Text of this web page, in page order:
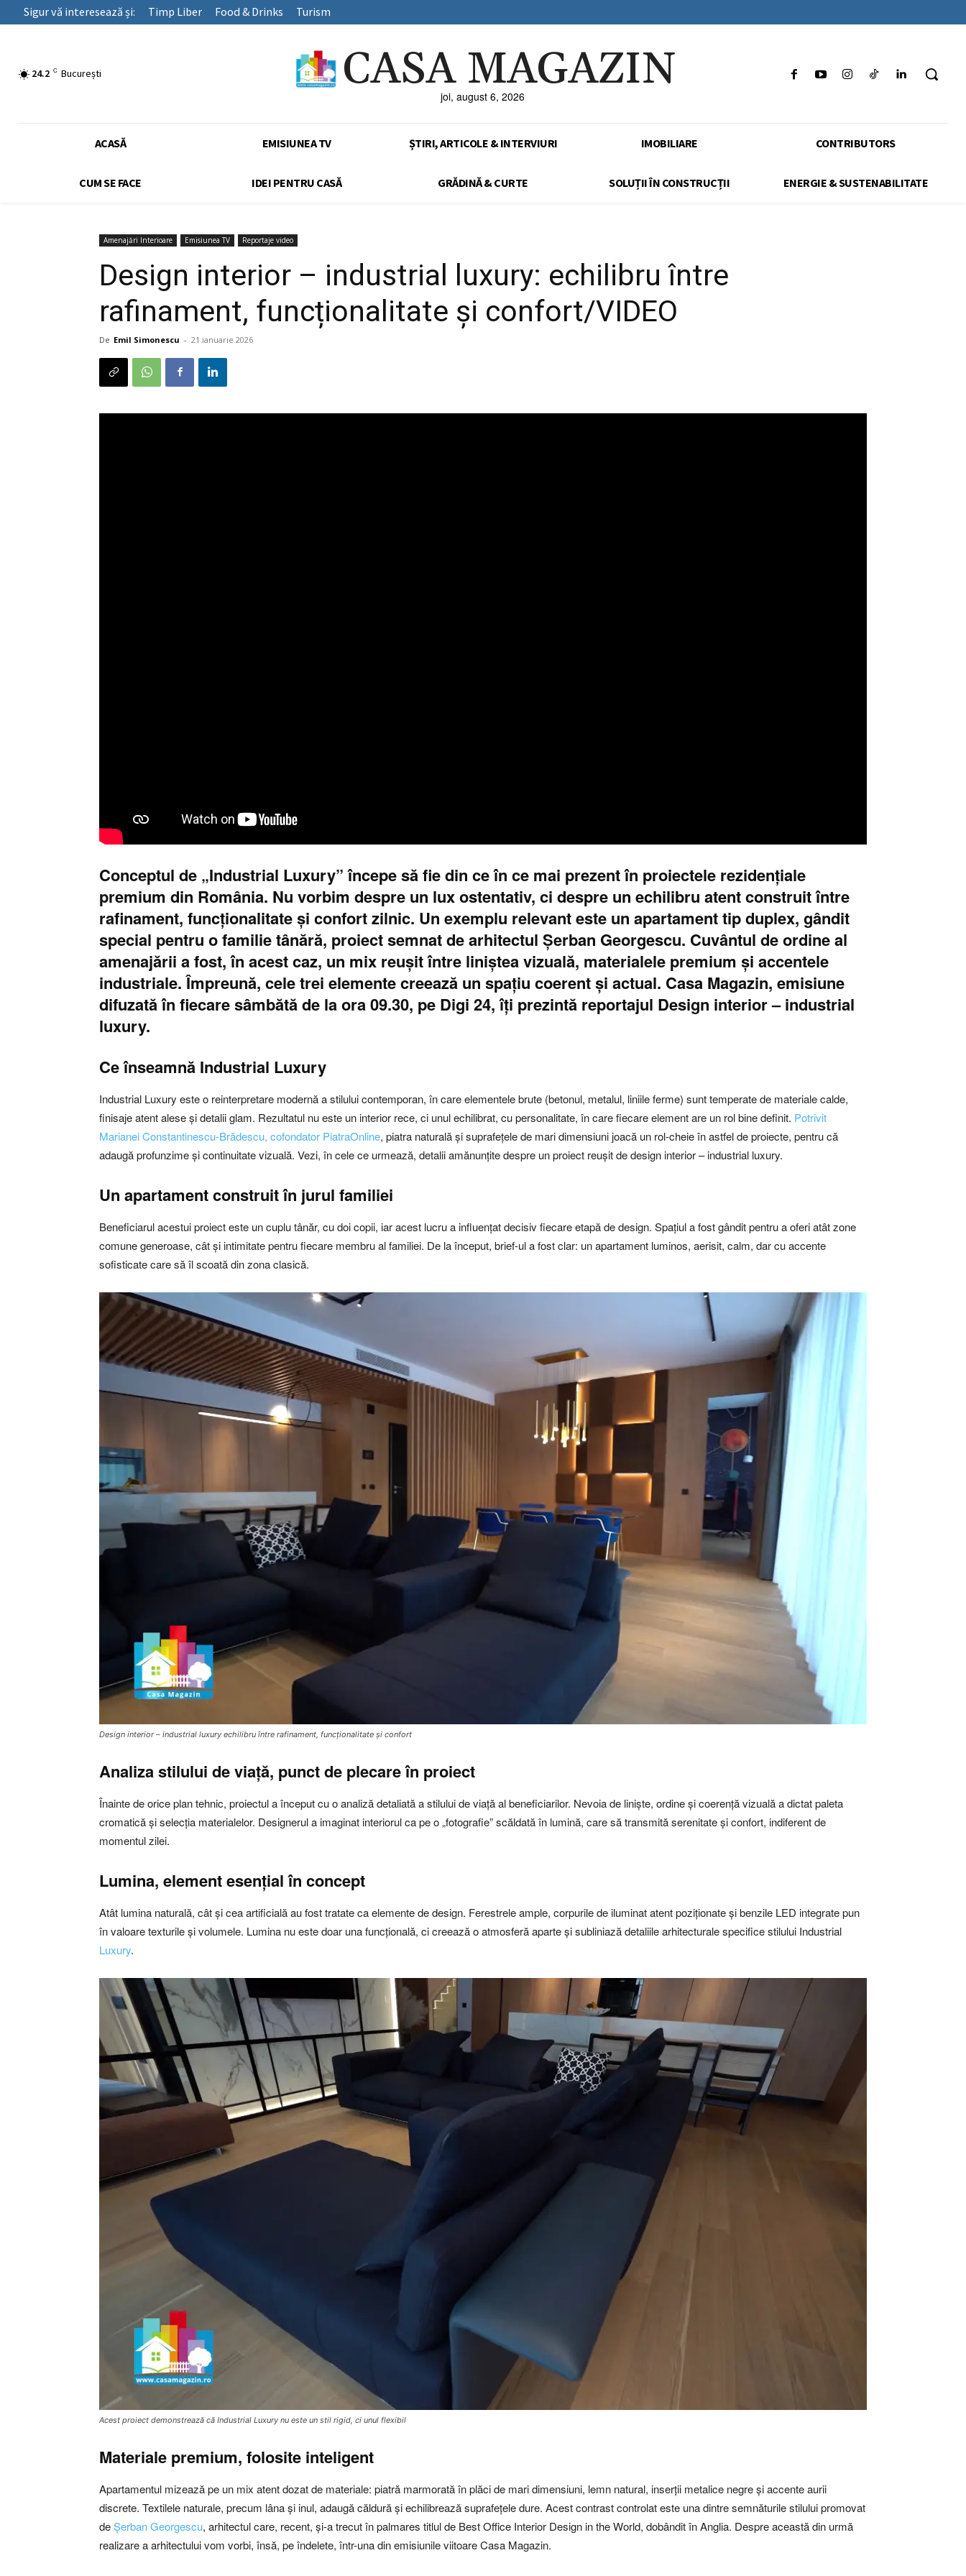
Sigur vă interesează și: Timp Liber Food & Drinks Turism
24.2 C București CASA MAGAZIN
joi, august 6, 2026
ACASĂ EMISIUNEA TV ȘTIRI, ARTICOLE & INTERVIURI IMOBILIARE CONTRIBUTORS
CUM SE FACE IDEI PENTRU CASĂ GRĂDINĂ & CURTE SOLUȚII ÎN CONSTRUCȚII ENERGIE & SUSTENABILITATE
Amenajări Interioare Emisiunea TV Reportaje video
Design interior – industrial luxury: echilibru între
rafinament, funcționalitate și confort/VIDEO
De Emil Simonescu - 21 ianuarie 2026
Conceptul de „Industrial Luxury” începe să fie din ce în ce mai prezent în proiectele rezidențiale
premium din România. Nu vorbim despre un lux ostentativ, ci despre un echilibru atent construit între
rafinament, funcționalitate și confort zilnic. Un exemplu relevant este un apartament tip duplex, gândit
special pentru o familie tânără, proiect semnat de arhitectul Șerban Georgescu. Cuvântul de ordine al
amenajării a fost, în acest caz, un mix reușit între liniștea vizuală, materialele premium și accentele
industriale. Împreună, cele trei elemente creează un spațiu coerent și actual. Casa Magazin, emisiune
difuzată în fiecare sâmbătă de la ora 09.30, pe Digi 24, îți prezintă reportajul Design interior – industrial
luxury.
Ce înseamnă Industrial Luxury
Industrial Luxury este o reinterpretare modernă a stilului contemporan, în care elementele brute (betonul, metalul, liniile ferme) sunt temperate de materiale calde,
finisaje atent alese și detalii glam. Rezultatul nu este un interior rece, ci unul echilibrat, cu personalitate, în care fiecare element are un rol bine definit. Potrivit
Marianei Constantinescu-Brădescu, cofondator PiatraOnline, piatra naturală și suprafețele de mari dimensiuni joacă un rol-cheie în astfel de proiecte, pentru că
adaugă profunzime și continuitate vizuală. Vezi, în cele ce urmează, detalii amănunțite despre un proiect reușit de design interior – industrial luxury.
Un apartament construit în jurul familiei
Beneficiarul acestui proiect este un cuplu tânăr, cu doi copii, iar acest lucru a influențat decisiv fiecare etapă de design. Spațiul a fost gândit pentru a oferi atât zone
comune generoase, cât și intimitate pentru fiecare membru al familiei. De la început, brief-ul a fost clar: un apartament luminos, aerisit, calm, dar cu accente
sofisticate care să îl scoată din zona clasică.
Design interior – industrial luxury echilibru între rafinament, funcționalitate și confort
Analiza stilului de viață, punct de plecare în proiect
Înainte de orice plan tehnic, proiectul a început cu o analiză detaliată a stilului de viață al beneficiarilor. Nevoia de liniște, ordine și coerență vizuală a dictat paleta
cromatică și selecția materialelor. Designerul a imaginat interiorul ca pe o „fotografie” scăldată în lumină, care să transmită serenitate și confort, indiferent de
momentul zilei.
Lumina, element esențial în concept
Atât lumina naturală, cât și cea artificială au fost tratate ca elemente de design. Ferestrele ample, corpurile de iluminat atent poziționate și benzile LED integrate pun
în valoare texturile și volumele. Lumina nu este doar una funcțională, ci creează o atmosferă aparte și subliniază detaliile arhitecturale specifice stilului Industrial
Luxury.
Acest proiect demonstrează că Industrial Luxury nu este un stil rigid, ci unul flexibil
Materiale premium, folosite inteligent
Apartamentul mizează pe un mix atent dozat de materiale: piatră marmorată în plăci de mari dimensiuni, lemn natural, inserții metalice negre și accente aurii
discrete. Textilele naturale, precum lâna și inul, adaugă căldură și echilibrează suprafețele dure. Acest contrast controlat este una dintre semnăturile stilului promovat
deȘerban Georgescu, arhitectul care, recent, și-a trecut în palmares titlul de Best Office Interior Design in the World, dobândit în Anglia. Despre această din urmă
realizare a arhitectului vom vorbi, însă, pe îndelete, într-una din emisiunile viitoare Casa Magazin.